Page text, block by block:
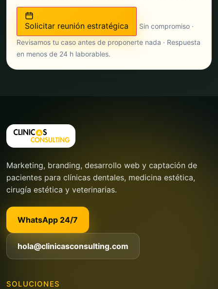
Solicitar reunión estratégica
Sin compromiso ·
Revisamos tu caso antes de proponerte nada · Respuesta
en menos de 24 h laborables.
Marketing, branding, desarrollo web y captación de
pacientes para clínicas dentales, medicina estética,
cirugía estética y veterinarias.
WhatsApp 24/7
hola@clinicasconsulting.com
SOLUCIONES